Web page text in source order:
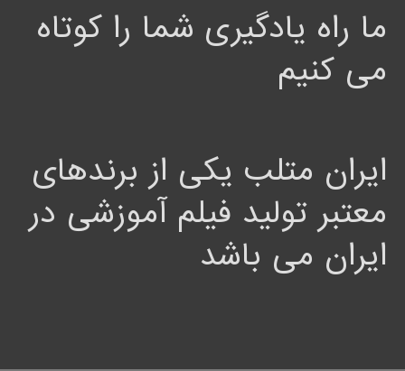
ما راه یادگیری شما را کوتاه
می کنیم
ایران متلب یکی از برندهای
معتبر تولید فیلم آموزشی در
ایران می باشد